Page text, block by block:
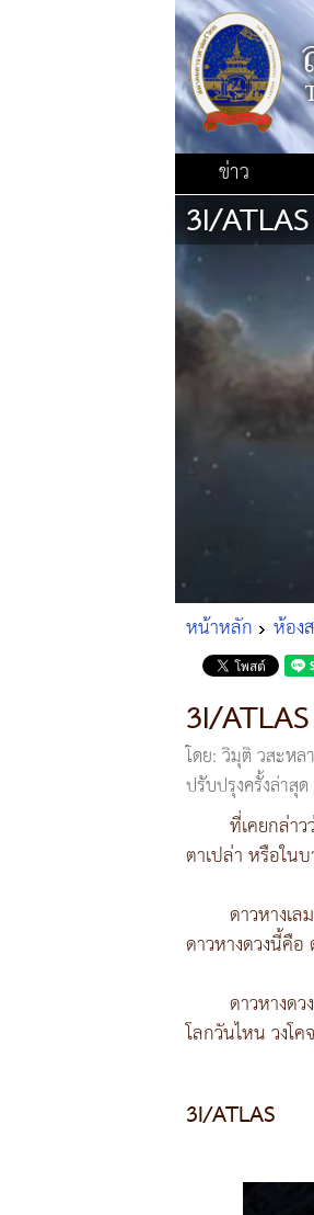
ข่าว
3I/
หน้าหลัก ห้อง
3I/
โดย: วิมุติ วสะห
ปรับปรุงครั้งล่าสุ
ที่เคยกล่า
ตาเปล่า หรือใน
ดาวหางเ
ดาวหางดวงนี้คือ
ดาวหางด
โลกวันไหน วงโ
3I/ATLAS